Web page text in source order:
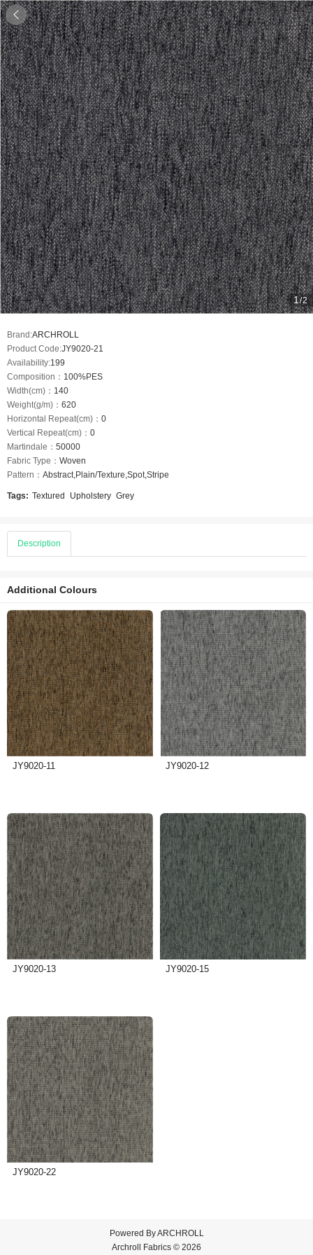

1/2
Brand:ARCHROLL
Product Code:JY9020-21
Availability:199
Composition： 100%PES
Width(cm)： 140
Weight(g/m)： 620
Horizontal Repeat(cm)： 0
Vertical Repeat(cm)： 0
Martindale： 50000
Fabric Type： Woven
Pattern： Abstract,Plain/Texture,Spot,Stripe
Tags: Textured Upholstery Grey
Description
Additional Colours
JY9020-11 JY9020-12
JY9020-13 JY9020-15
JY9020-22
Powered ByARCHROLL
Archroll Fabrics © 2026